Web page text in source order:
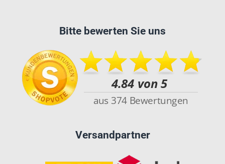
Bitte bewerten Sie uns
Versandpartner